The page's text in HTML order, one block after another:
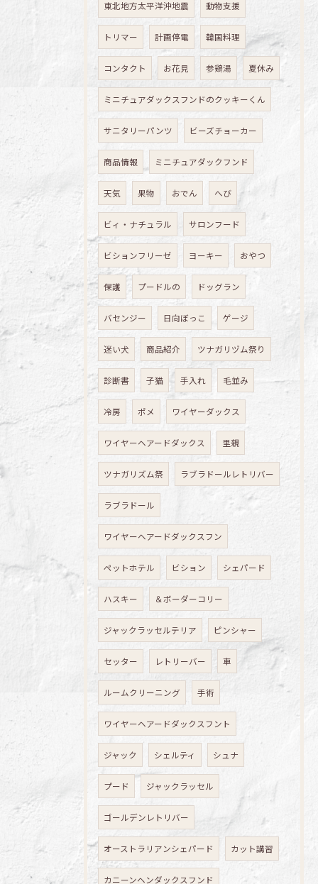
東北地方太平洋沖地震 動物支援
トリマー 計画停電 韓国料理
コンタクト お花見 参鶏湯 夏休み
ミニチュアダックスフンドのクッキーくん
サニタリーパンツ ビーズチョーカー
商品情報 ミニチュアダックフンド
天気 果物 おでん へび
ビィ・ナチュラル サロンフード
ビションフリーゼ ヨーキー おやつ
保護 プードルの ドッグラン
バセンジー 日向ぼっこ ゲージ
迷い犬 商品紹介 ツナガリヅム祭り
診断書 子猫 手入れ 毛並み
冷房 ポメ ワイヤーダックス
ワイヤーヘアードダックス 里親
ツナガリズム祭 ラブラドールレトリバー
ラブラドール
ワイヤーヘアードダックスフン
ペットホテル ビション シェパード
ハスキー ＆ボーダーコリー
ジャックラッセルテリア ピンシャー
セッター レトリーバー 車
ルームクリーニング 手術
ワイヤーヘアードダックスフント
ジャック シェルティ シュナ
プード ジャックラッセル
ゴールデンレトリバー
オーストラリアンシェパード カット講習
カニーンヘンダックスフンド